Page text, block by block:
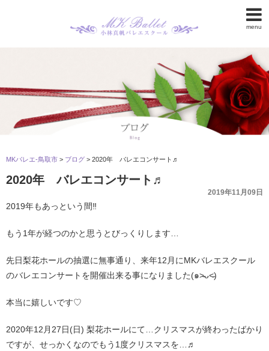
menu
MKバレエ-鳥取市 > ブログ > 2020年 バレエコンサート♬
2020年 バレエコンサート♬
2019年11月09日
2019年もあっという間‼︎
もう1年が経つのかと思うとびっくりします…
先日梨花ホールの抽選に無事通り、来年12月にMKバレエスクール
のバレエコンサートを開催出来る事になりました(๑˃̵ᴗ˂̵)
本当に嬉しいです♡
2020年12月27日(日) 梨花ホールにて…クリスマスが終わったばかり
ですが、せっかくなのでもう1度クリスマスを…♬